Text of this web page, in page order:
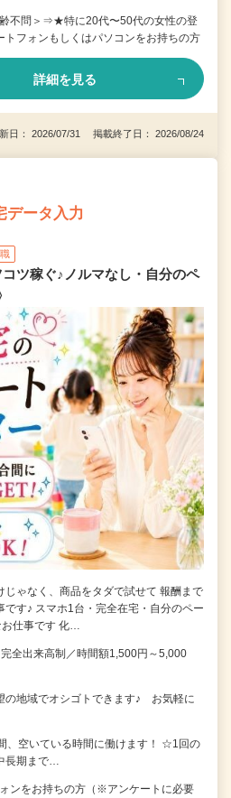
齢不問＞⇒★特に20代〜50代の女性の登
フォンもしくはパソコンをお持ちの方
詳細を見る
日： 2026/07/31 掲載終了日： 2026/08/24
データ入力
ツ稼ぐ♪ノルマなし・自分のペ
ゃなく、商品をタダで試せて 報酬まで
です♪ スマホ1台・完全在宅・自分のペー
仕事です 化…
全出来高制／時間額1,500円～5,000
の地域でオシゴトできます♪ お気軽に
、空いている時間に働けます！ ☆1回の
長期まで…
ンをお持ちの方（※アンケートに必要